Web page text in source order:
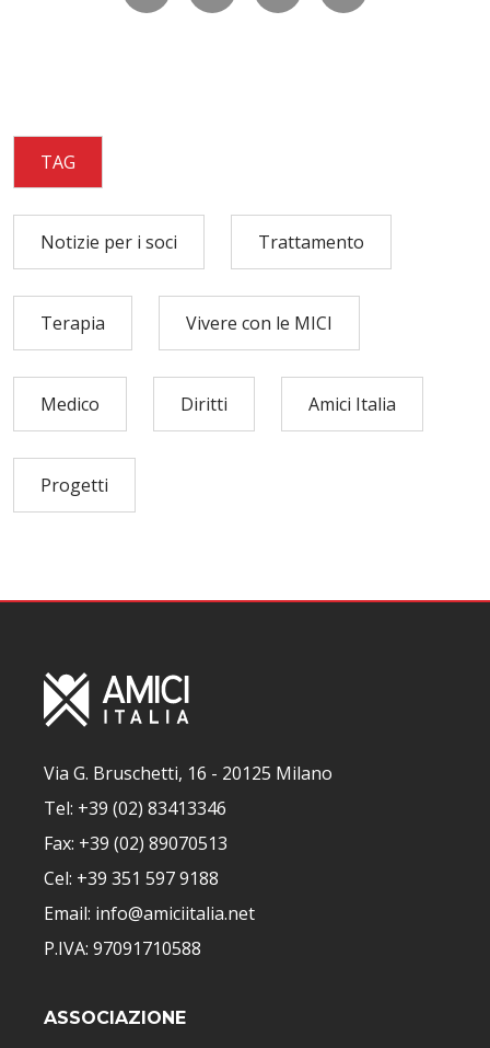
TAG
Notizie per i soci Trattamento
Terapia Vivere con le MICI
Medico Diritti Amici Italia
Progetti
Via G. Bruschetti, 16 - 20125 Milano
Tel: +39 (02) 83413346
Fax: +39 (02) 89070513
Cel: +39 351 597 9188
Email: info@amiciitalia.net
P.IVA: 97091710588
ASSOCIAZIONE